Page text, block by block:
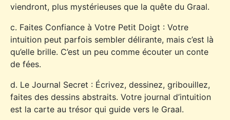
viendront, plus mystérieuses que la quête du Graal.
c. Faites Confiance à Votre Petit Doigt : Votre
intuition peut parfois sembler délirante, mais c’est là
qu’elle brille. C’est un peu comme écouter un conte
de fées.
d. Le Journal Secret : Écrivez, dessinez, gribouillez,
faites des dessins abstraits. Votre journal d’intuition
est la carte au trésor qui guide vers le Graal.